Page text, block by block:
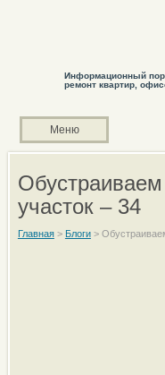
Информационный
ремонт квартир,
Меню
участок – 34
Главная> Блоги>